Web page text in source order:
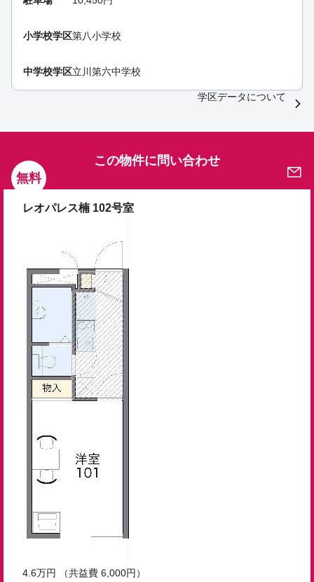
小学校学区第八小学校
中学校学区立川第六中学校
学区データについて
無料
この物件に問い合わせ
レオパレス楠 102号室
4.6万円
（共益費 6,000円）